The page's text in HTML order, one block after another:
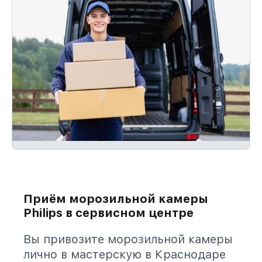
Приём морозильной камеры
Philips в сервисном центре
Вы привозите морозильной камеры
лично в мастерскую в Краснодаре